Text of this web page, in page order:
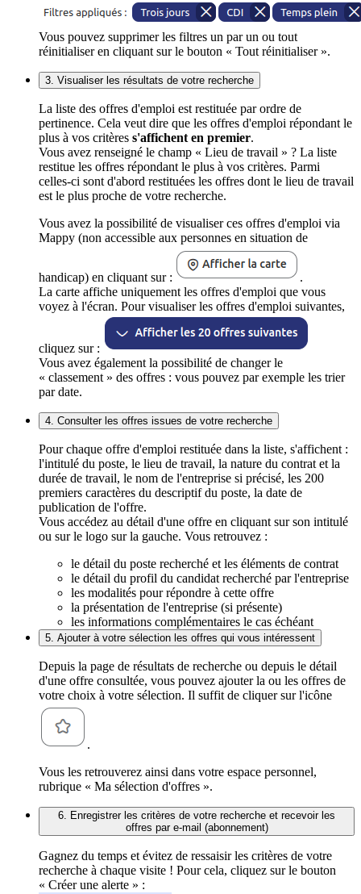
Vous pouvez supprimer les filtres un par un ou tout
réinitialiser en cliquant sur le bouton « Tout réinitialiser ».
3. Visualiser les résultats de votre recherche
La liste des offres d'emploi est restituée par ordre de
pertinence. Cela veut dire que les offres d'emploi répondant le
plus à vos critères s'affichent en premier.
Vous avez renseigné le champ « Lieu de travail » ? La liste
restitue les offres répondant le plus à vos critères. Parmi
celles-ci sont d'abord restituées les offres dont le lieu de travail
est le plus proche de votre recherche.
Vous avez la possibilité de visualiser ces offres d'emploi via
Mappy (non accessible aux personnes en situation de
handicap) en cliquant sur :
.
La carte affiche uniquement les offres d'emploi que vous
voyez à l'écran. Pour visualiser les offres d'emploi suivantes,
cliquez sur :
Vous avez également la possibilité de changer le
« classement » des offres : vous pouvez par exemple les trier
par date.
4. Consulter les offres issues de votre recherche
Pour chaque offre d'emploi restituée dans la liste, s'affichent :
l'intitulé du poste, le lieu de travail, la nature du contrat et la
durée de travail, le nom de l'entreprise si précisé, les 200
premiers caractères du descriptif du poste, la date de
publication de l'offre.
Vous accédez au détail d'une offre en cliquant sur son intitulé
ou sur le logo sur la gauche. Vous retrouvez :
le détail du poste recherché et les éléments de contrat
le détail du profil du candidat recherché par l'entreprise
les modalités pour répondre à cette offre
la présentation de l'entreprise (si présente)
les informations complémentaires le cas échéant
5. Ajouter à votre sélection les offres qui vous intéressent
Depuis la page de résultats de recherche ou depuis le détail
d'une offre consultée, vous pouvez ajouter la ou les offres de
votre choix à votre sélection. Il suffit de cliquer sur l'icône
.
Vous les retrouverez ainsi dans votre espace personnel,
rubrique « Ma sélection d'offres ».
6. Enregistrer les critères de votre recherche et recevoir les
offres par e-mail (abonnement)
Gagnez du temps et évitez de ressaisir les critères de votre
recherche à chaque visite ! Pour cela, cliquez sur le bouton
« Créer une alerte » :